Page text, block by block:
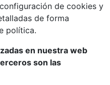
de cookies y
de forma
política.
en nuestra web
son las